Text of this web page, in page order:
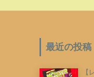
最近の投稿
【